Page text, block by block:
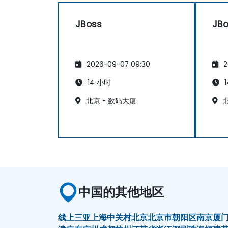
JBoss
2026-09-07 09:30
14 小时
北京 - 数码大厦
中国的其他地区
线上三亚上海中关村北京北京市朝阳区南京厦